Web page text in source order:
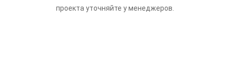
проекта уточняйте у менеджеров.